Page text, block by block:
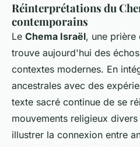
Réinterprétations du
contemporains
Le Chema Israël, une prière
trouve aujourd'hui des
contextes modernes. En
ancestrales avec des
texte sacré continue de se
mouvements religieux
illustrer la connexion entre